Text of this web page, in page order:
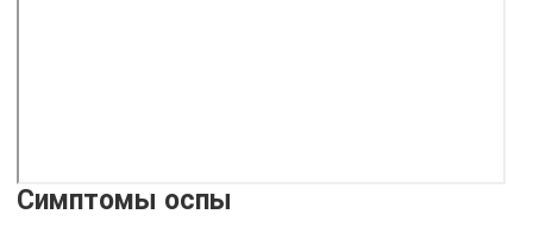
Симптомы оспы